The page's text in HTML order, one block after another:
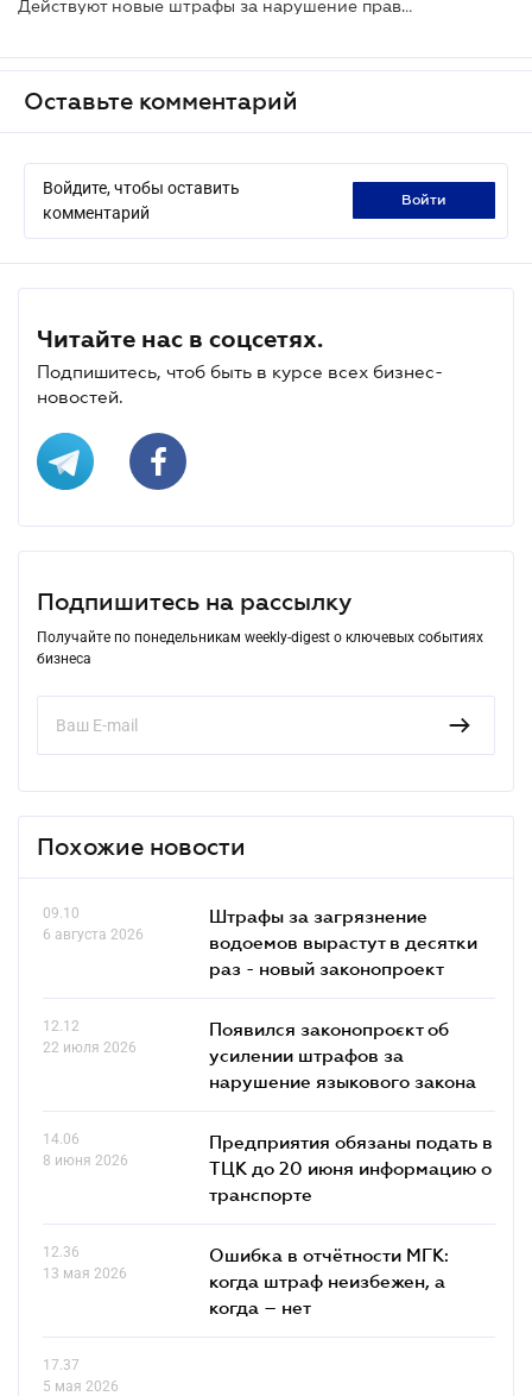
Действуют новые штрафы за нарушение правил военного учета и мобилизации
Оставьте комментарий
Войдите, чтобы оставить
комментарий
войти
Читайте нас в соцсетях.
Подпишитесь, чтоб быть в курсе всех бизнес-
новостей.
Подпишитесь на рассылку
Получайте по понедельникам weekly-digest о ключевых событиях
бизнеса
Похожие новости
09.10
6 августа 2026
Штрафы за загрязнение
водоемов вырастут в десятки
раз - новый законопроект
12.12
22 июля 2026
Появился законопроєкт об
усилении штрафов за
нарушение языкового закона
14.06
8 июня 2026
Предприятия обязаны подать в
ТЦК до 20 июня информацию о
транспорте
12.36
13 мая 2026
Ошибка в отчётности МГК:
когда штраф неизбежен, а
когда – нет
17.37
5 мая 2026